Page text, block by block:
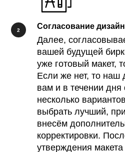
Согласование
Далее,
вашей будущей
уже готовый макет,
Если же нет, то наш
вам и в течении дня
несколько
выбрать лучший,
внесём
корректировки.
утверждения